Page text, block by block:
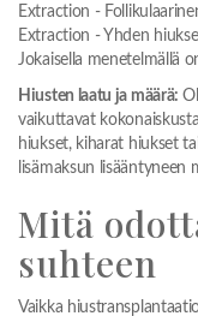
Extraction -
Extraction - Yhden
Jokaisella menetelmällä
Hiusten laatu ja määrä:
vaikuttavat
hiukset, kiharat hiukset
lisämaksun
Mitä
suhteen
Vaikka